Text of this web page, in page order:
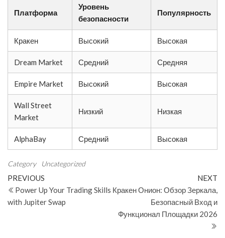
Платформа
Уровень
безопасности
Популярность
Кракен Высокий Высокая
Dream Market Средний Средняя
Empire Market Высокий Высокая
Wall Street
Market
Низкий Низкая
AlphaBay Средний Высокая
Category Uncategorized
Post
navigation
Previous
Post
PREVIOUS
Power Up Your Trading Skills
with Jupiter Swap
NEXT
Кракен Онион: Обзор Зеркала,
Безопасный Вход и
Функционал Площадки 2026